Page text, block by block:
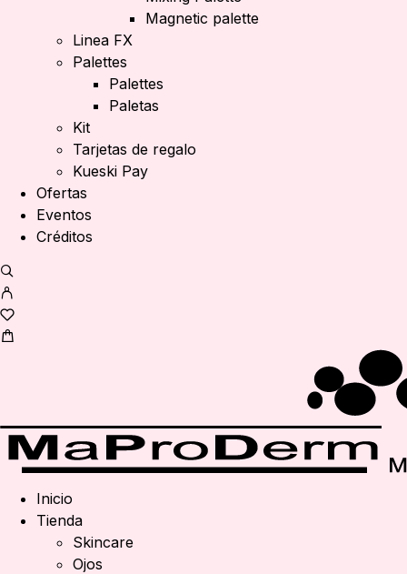
Magnetic palette
Linea FX
Palettes
Palettes
Paletas
Kit
Tarjetas de regalo
Kueski Pay
Ofertas
Eventos
Créditos
Inicio
Tienda
Skincare
Ojos